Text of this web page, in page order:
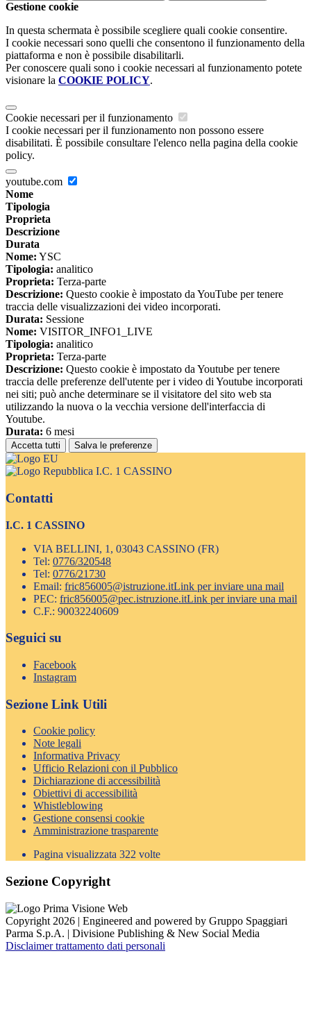
Gestione cookie
In questa schermata è possibile scegliere quali cookie consentire.
I cookie necessari sono quelli che consentono il funzionamento della
piattaforma e non è possibile disabilitarli.
Per conoscere quali sono i cookie necessari al funzionamento potete
visionare la COOKIE POLICY.
Cookie necessari per il funzionamento
I cookie necessari per il funzionamento non possono essere
disabilitati. È possibile consultare l'elenco nella pagina della cookie
policy.
youtube.com
Nome
Tipologia
Proprieta
Descrizione
Durata
Nome: YSC
Tipologia: analitico
Proprieta: Terza-parte
Descrizione: Questo cookie è impostato da YouTube per tenere
traccia delle visualizzazioni dei video incorporati.
Durata: Sessione
Nome: VISITOR_INFO1_LIVE
Tipologia: analitico
Proprieta: Terza-parte
Descrizione: Questo cookie è impostato da Youtube per tenere
traccia delle preferenze dell'utente per i video di Youtube incorporati
nei siti; può anche determinare se il visitatore del sito web sta
utilizzando la nuova o la vecchia versione dell'interfaccia di
Youtube.
Durata: 6 mesi
Accetta tutti Salva le preferenze
I.C. 1 CASSINO
Contatti
I.C. 1 CASSINO
VIA BELLINI, 1, 03043 CASSINO (FR)
Tel: 0776/320548
Tel: 0776/21730
Email: fric856005@istruzione.itLink per inviare una mail
PEC: fric856005@pec.istruzione.itLink per inviare una mail
C.F.: 90032240609
Seguici su
Facebook
Instagram
Sezione Link Utili
Cookie policy
Note legali
Informativa Privacy
Ufficio Relazioni con il Pubblico
Dichiarazione di accessibilità
Obiettivi di accessibilità
Whistleblowing
Gestione consensi cookie
Amministrazione trasparente
Pagina visualizzata 322 volte
Sezione Copyright
Copyright 2026 | Engineered and powered by Gruppo Spaggiari
Parma S.p.A. | Divisione Publishing & New Social Media
Disclaimer trattamento dati personali